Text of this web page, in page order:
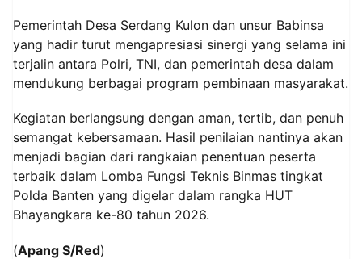
Pemerintah Desa Serdang Kulon dan unsur Babinsa
yang hadir turut mengapresiasi sinergi yang selama ini
terjalin antara Polri, TNI, dan pemerintah desa dalam
mendukung berbagai program pembinaan masyarakat.
Kegiatan berlangsung dengan aman, tertib, dan penuh
semangat kebersamaan. Hasil penilaian nantinya akan
menjadi bagian dari rangkaian penentuan peserta
terbaik dalam Lomba Fungsi Teknis Binmas tingkat
Polda Banten yang digelar dalam rangka HUT
Bhayangkara ke-80 tahun 2026.
(Apang S/Red)